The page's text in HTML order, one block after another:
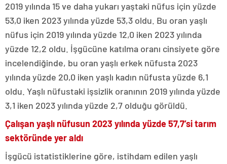
2019 yılında 15 ve daha yukarı yaştaki nüfus için yüzde
53,0 iken 2023 yılında yüzde 53,3 oldu. Bu oran yaşlı
nüfus için 2019 yılında yüzde 12,0 iken 2023 yılında
yüzde 12,2 oldu. İşgücüne katılma oranı cinsiyete göre
incelendiğinde, bu oran yaşlı erkek nüfusta 2023
yılında yüzde 20,0 iken yaşlı kadın nüfusta yüzde 6,1
oldu. Yaşlı nüfustaki işsizlik oranının 2019 yılında yüzde
3,1 iken 2023 yılında yüzde 2,7 olduğu görüldü.
Çalışan yaşlı nüfusun 2023 yılında yüzde 57,7’si tarım
sektöründe yer aldı
İşgücü istatistiklerine göre, istihdam edilen yaşlı